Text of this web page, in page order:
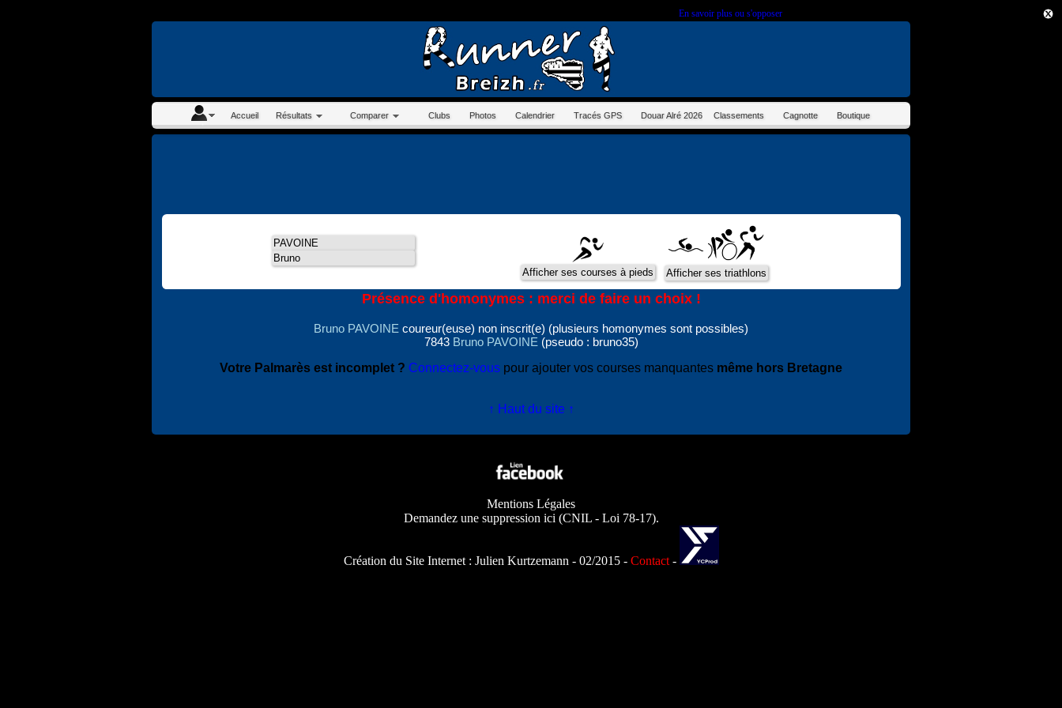
En savoir plus ou s'opposer.
Accueil Résultats Comparer Clubs Photos Calendrier Tracés GPS Douar Alré 2026 Classements Cagnotte Boutique
Présence d'homonymes : merci de faire un choix !
Bruno PAVOINE coureur(euse) non inscrit(e) (plusieurs homonymes sont possibles)
7843 Bruno PAVOINE (pseudo : bruno35)
Votre Palmarès est incomplet ? Connectez-vous pour ajouter vos courses manquantes même hors Bretagne
↑ Haut du site ↑
Mentions Légales
Demandez une suppression ici (CNIL - Loi 78-17).
Création du Site Internet : Julien Kurtzemann - 02/2015 - Contact-